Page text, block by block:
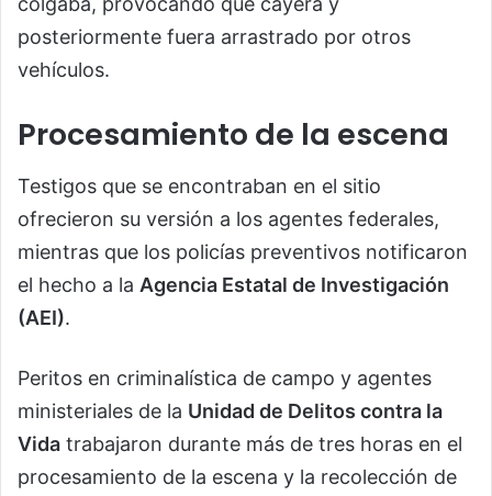
posteriormente fuera arrastrado por otros
vehículos.
Procesamiento de la escena
Testigos que se encontraban en el sitio
ofrecieron su versión a los agentes federales,
mientras que los policías preventivos notificaron
el hecho a la Agencia Estatal de Investigación
(AEI).
Peritos en criminalística de campo y agentes
ministeriales de la Unidad de Delitos contra la
Vida trabajaron durante más de tres horas en el
procesamiento de la escena y la recolección de